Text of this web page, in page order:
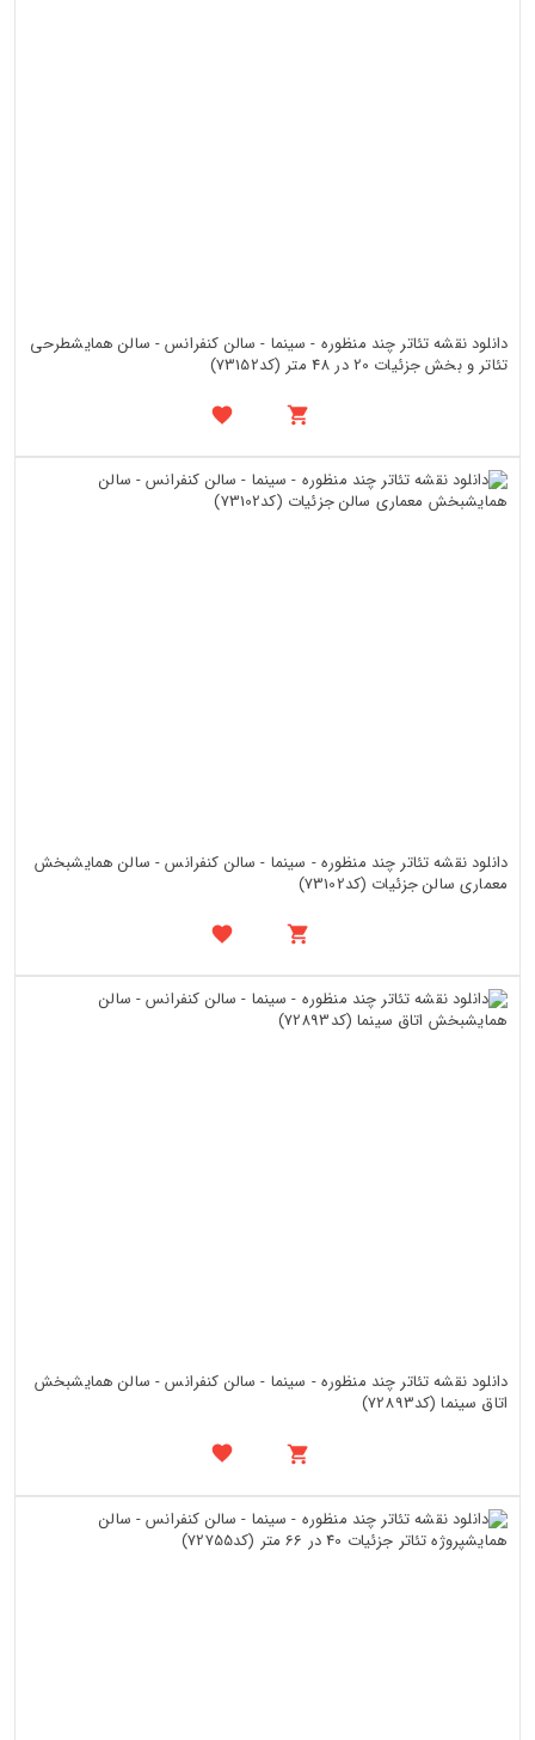
دانلود نقشه تئاتر چند منظوره - سینما - سالن کنفرانس - سالن همایشطرحی
تئاتر و بخش جزئیات 20 در 48 متر (کد73152)
دانلود نقشه تئاتر چند منظوره - سینما - سالن کنفرانس - سالن همایشبخش
معماری سالن جزئیات (کد73102)
دانلود نقشه تئاتر چند منظوره - سینما - سالن کنفرانس - سالن همایشبخش
اتاق سینما (کد72893)